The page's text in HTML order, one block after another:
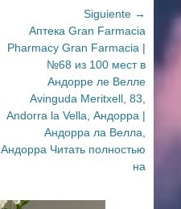
Siguiente →
Entrada
siguiente:
Аптека Gran Farmacia
Pharmacy Gran Farmacia |
№68 из 100 мест в
Андорре ле Велле
Avinguda Meritxell, 83,
Andorra la Vella, Андорра |
Андорра ла Велла,
Андорра Читать полностью
на